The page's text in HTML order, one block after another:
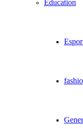
Education